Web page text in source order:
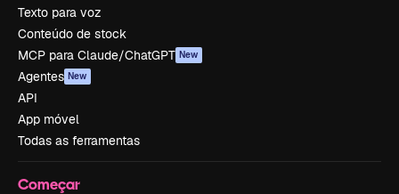
Texto para voz
Conteúdo de stock
MCP para Claude/ChatGPT New
Agentes New
API
App móvel
Todas as ferramentas
Começar